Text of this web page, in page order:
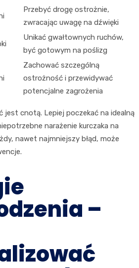
Przebyć drogę ostrożnie,
zwracając uwagę na dźwięki
Unikać gwałtownych ruchów,
być gotowym na poślizg
Zachować szczególną
ostrożność i przewidywać
potencjalne zagrożenia
jest cnotą. Lepiej poczekać na idealną
narażenie kurczaka na
nawet najmniejszy błąd, może
–